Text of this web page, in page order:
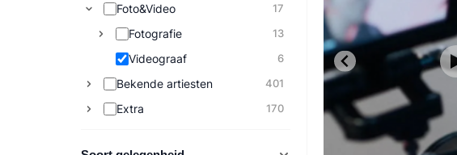
Foto&Video 17
Fotografie 13
Videograaf 6
Bekende artiesten 401
Extra 170